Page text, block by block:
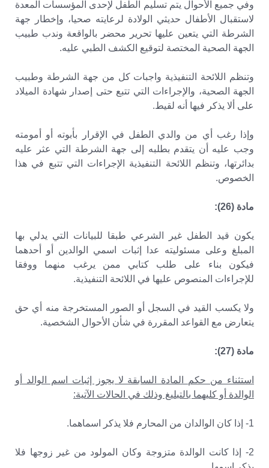
وفي جميع الأحوال يتم تسليم الطفل لإحدى المؤسسات المعدة
لاستقبال الأطفال حديثي الولادة لرعايته صحيا، وإخطار جهة
الشرطة التي يتعين عليها تحرير محضر بالواقعة وندب طبيب
الجهة الصحية المختصة لتوقيع الكشف الطبي عليه.
وتنظم اللائحة التنفيذية واجبات كل من جهة الشرطة وطبيب
الجهة الصحية، والإجراءات التي تتبع حتى إصدار شهادة الميلاد
على ألا يذكر فيها أنه لقيط.
وإذا رغب أي من والدي الطفل في الإقرار بأبوته أو أمومته
وجب عليه أن يتقدم بطلبه إلى جهة الشرطة التي عثر عليه
بدائرتها، وتنظم اللائحة التنفيذية الإجراءات التي تتبع في هذا
الخصوص.
مادة (26):
يكون قيد الطفل غير الشرعي طبقا للبيانات التي يدلي بها
المبلغ وعلى مسئوليته عدا إثبات اسمي الوالدين أو أحدهما
فيكون بناء على طلب كتابي ممن يرغب منهما ووفقا
للإجراءات المنصوص عليها في اللائحة التنفيذية.
ولا يكسب القيد في السجل أو الصور المستخرجة منه أي حق
يتعارض مع القواعد المقررة في شأن الأحوال الشخصية.
مادة (27):
استثناء من حكم المادة السابقة لا يجوز إثبات اسم الوالد أو
الوالدة أو كليهما بالتبليغ وذلك في الحالات الآتية:
1- إذا كان الوالدان من المحارم فلا يذكر اسماهما.
2- إذا كانت الوالدة متزوجة وكان المولود من غير زوجها فلا